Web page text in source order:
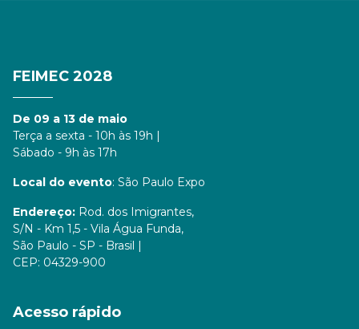
FEIMEC 2028
De 09 a 13 de maio
Terça a sexta - 10h às 19h |
Sábado - 9h às 17h
Local do evento: São Paulo Expo
Endereço: Rod. dos Imigrantes,
S/N - Km 1,5 - Vila Água Funda,
São Paulo - SP - Brasil |
CEP: 04329-900
Acesso rápido